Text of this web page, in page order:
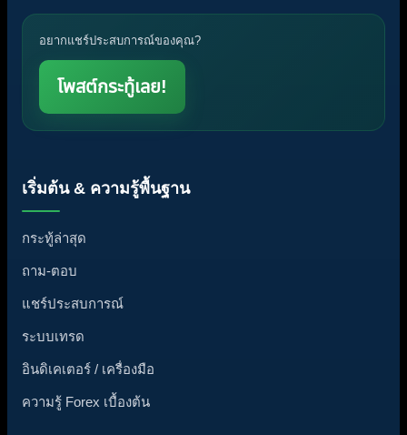
อยากแชร์ประสบการณ์ของคุณ?
โพสต์กระทู้เลย!
เริ่มต้น & ความรู้พื้นฐาน
กระทู้ล่าสุด
ถาม-ตอบ
แชร์ประสบการณ์
ระบบเทรด
อินดิเคเตอร์ / เครื่องมือ
ความรู้ Forex เบื้องต้น